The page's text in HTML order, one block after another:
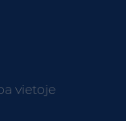
vietoje